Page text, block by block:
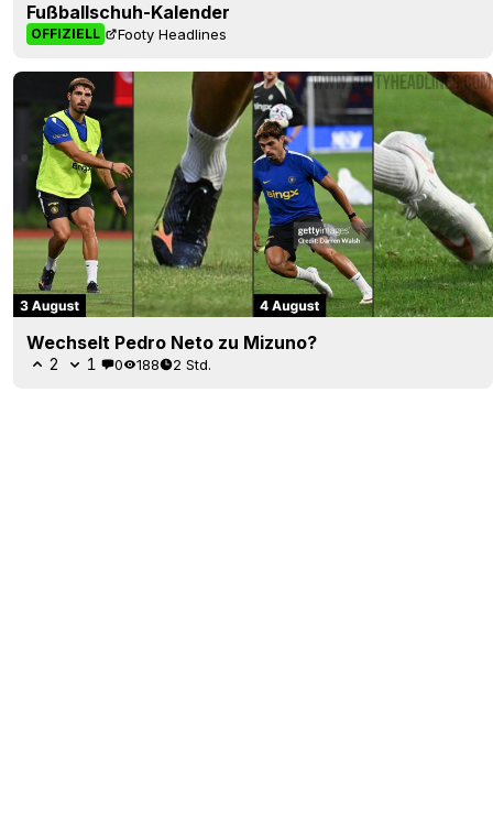
Fußballschuh-Kalender
OFFIZIELL Footy Headlines
Wechselt Pedro Neto zu Mizuno?
2 1 0 188 2 Std.